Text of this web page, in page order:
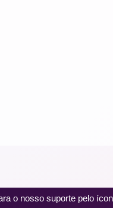
o nosso suporte pelo